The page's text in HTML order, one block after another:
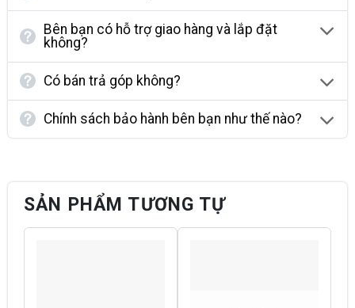
Bên bạn có hỗ trợ giao hàng và lắp đặt
không?
Có bán trả góp không?
Chính sách bảo hành bên bạn như thế nào?
SẢN PHẨM TƯƠNG TỰ